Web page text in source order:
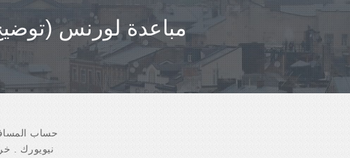
مباعدة لورنس
حساب
نيويورك .